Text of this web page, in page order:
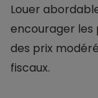
Louer
encourager les
des prix
fiscaux.